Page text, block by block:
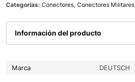
Categorías: Conectores, Conectores Militares
Información del producto
Marca DEUTSCH